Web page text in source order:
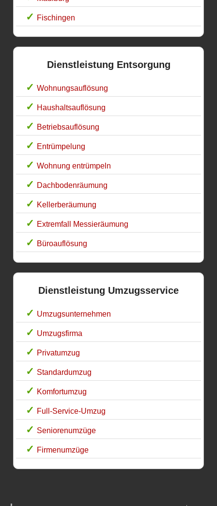
Fischingen
Dienstleistung Entsorgung
Wohnungsauflösung
Haushaltsauflösung
Betriebsauflösung
Entrümpelung
Wohnung entrümpeln
Dachbodenräumung
Kellerberäumung
Extremfall Messieräumung
Büroauflösung
Dienstleistung Umzugsservice
Umzugsunternehmen
Umzugsfirma
Privatumzug
Standardumzug
Komfortumzug
Full-Service-Umzug
Seniorenumzüge
Firmenumzüge